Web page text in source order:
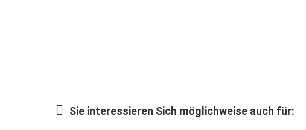
Sie interessieren Sich möglichweise auch für: